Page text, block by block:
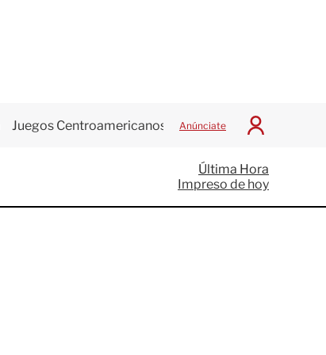
Juegos Centroamericanos Anúnciate
I
c
i
a
Última Hora
Impreso de hoy